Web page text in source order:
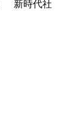
新時代社